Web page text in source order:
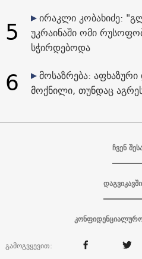
5
ირაკლი კობახიძე:
უკრაინაში ომი
სჭირდებოდა
6
მოსაზრება:
მოქნილი, თუნდაც
ჩვენ
გამოგვყევით: